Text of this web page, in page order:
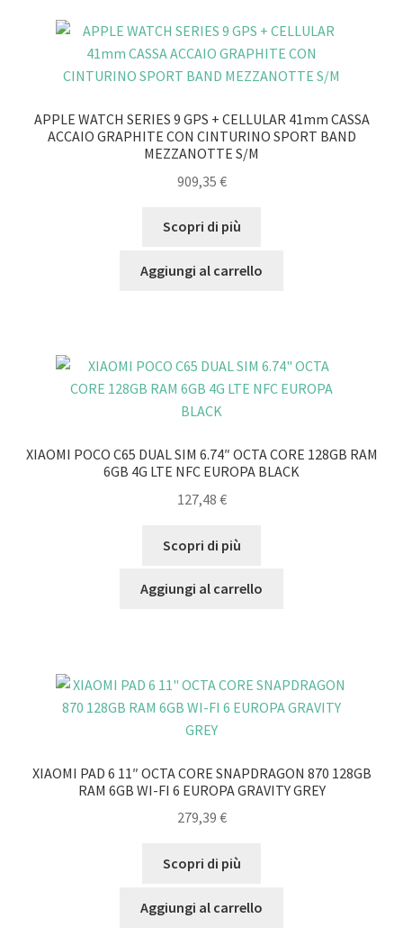
APPLE WATCH SERIES 9 GPS + CELLULAR 41mm CASSA
ACCAIO GRAPHITE CON CINTURINO SPORT BAND
MEZZANOTTE S/M
909,35 €
Scopri di più
Aggiungi al carrello
XIAOMI POCO C65 DUAL SIM 6.74″ OCTA CORE 128GB RAM
6GB 4G LTE NFC EUROPA BLACK
127,48 €
Scopri di più
Aggiungi al carrello
XIAOMI PAD 6 11″ OCTA CORE SNAPDRAGON 870 128GB
RAM 6GB WI-FI 6 EUROPA GRAVITY GREY
279,39 €
Scopri di più
Aggiungi al carrello